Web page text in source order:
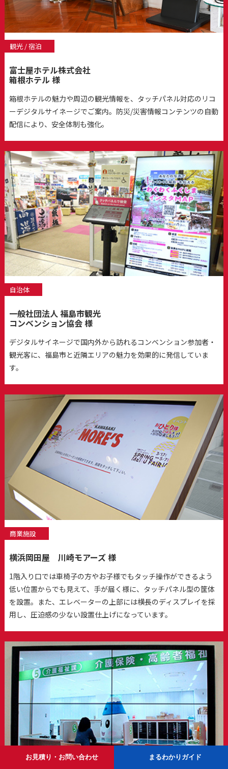
観光 / 宿泊
富士屋ホテル株式会社
箱根ホテル 様
箱根ホテルの魅力や周辺の観光情報を、タッチパネル対応のリコ
ーデジタルサイネージでご案内。防災/災害情報コンテンツの自動
配信により、安全体制も強化。
自治体
一般社団法人 福島市観光
コンベンション協会 様
デジタルサイネージで国内外から訪れるコンベンション参加者・
観光客に、福島市と近隣エリアの魅力を効果的に発信していま
す。
商業施設
横浜岡田屋 川崎モアーズ 様
1階入り口では車椅子の方やお子様でもタッチ操作ができるよう
低い位置からでも見えて、手が届く様に、タッチパネル型の筐体
を設置。また、エレベーターの上部には横長のディスプレイを採
用し、圧迫感の少ない設置仕上げになっています。
お見積り・お問い合わせ まるわかりガイド